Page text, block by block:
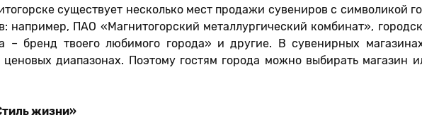
существует несколько мест продажи сувениров с символикой
например, ПАО «Магнитогорский металлургический комбинат»,
– бренд твоего любимого города» и другие. В сувенирных
диапазонах. Поэтому гостям города можно выбирать магазин
жизни»